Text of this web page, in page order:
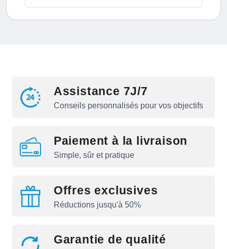
Assistance 7J/7
Conseils personnalisés pour vos objectifs
Paiement à la livraison
Simple, sûr et pratique
Offres exclusives
Réductions jusqu'à 50%
Garantie de qualité